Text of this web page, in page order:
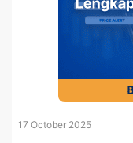
17 October 2025